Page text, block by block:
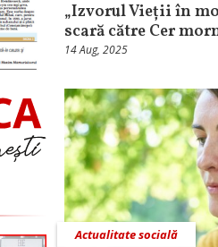
„Izvorul Vieții în
scară către Cer
14 Aug, 2025
Actualitate socială